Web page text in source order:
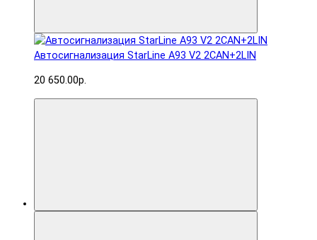
Автосигнализация StarLine A93 V2 2CAN+2LIN
20 650.00р.